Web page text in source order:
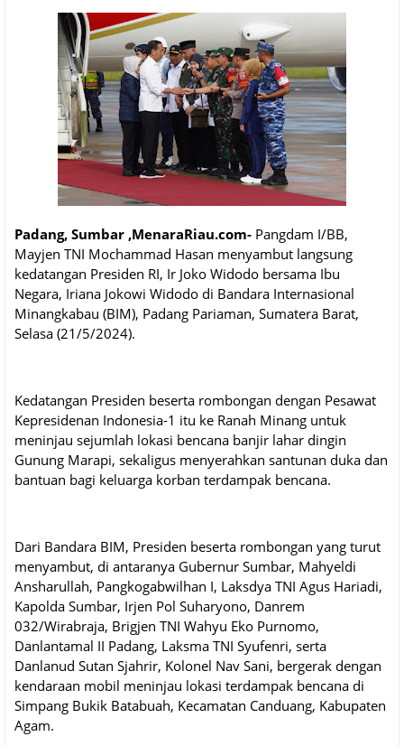
Padang, Sumbar ,MenaraRiau.com- Pangdam I/BB,
Mayjen TNI Mochammad Hasan menyambut langsung
kedatangan Presiden RI, Ir Joko Widodo bersama Ibu
Negara, Iriana Jokowi Widodo di Bandara Internasional
Minangkabau (BIM), Padang Pariaman, Sumatera Barat,
Selasa (21/5/2024).
Kedatangan Presiden beserta rombongan dengan Pesawat
Kepresidenan Indonesia-1 itu ke Ranah Minang untuk
meninjau sejumlah lokasi bencana banjir lahar dingin
Gunung Marapi, sekaligus menyerahkan santunan duka dan
bantuan bagi keluarga korban terdampak bencana.
Dari Bandara BIM, Presiden beserta rombongan yang turut
menyambut, di antaranya Gubernur Sumbar, Mahyeldi
Ansharullah, Pangkogabwilhan I, Laksdya TNI Agus Hariadi,
Kapolda Sumbar, Irjen Pol Suharyono, Danrem
032/Wirabraja, Brigjen TNI Wahyu Eko Purnomo,
Danlantamal II Padang, Laksma TNI Syufenri, serta
Danlanud Sutan Sjahrir, Kolonel Nav Sani, bergerak dengan
kendaraan mobil meninjau lokasi terdampak bencana di
Simpang Bukik Batabuah, Kecamatan Canduang, Kabupaten
Agam.